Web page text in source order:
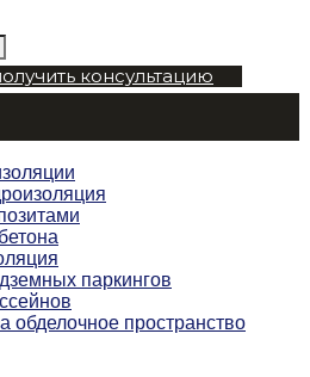
консультацию
паркингов
обделочное пространство